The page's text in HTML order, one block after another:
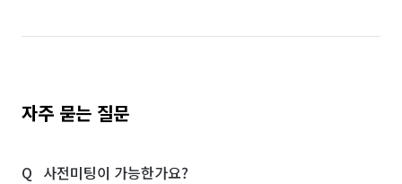
자주 묻는 질문
사전미팅이 가능한가요?